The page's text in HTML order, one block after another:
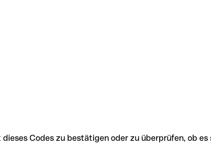
Codes zu bestätigen oder zu überprüfen, ob es